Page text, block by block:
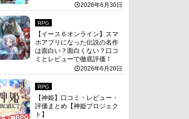
2026年6月30日
RPG
【イース６オンライン】スマ
ホアプリになった伝説の名作
は面白い？面白くない？口コ
ミとレビューで徹底評価！
2026年6月20日
RPG
【神姫】口コミ・レビュー・
評価まとめ【神姫プロジェク
ト】